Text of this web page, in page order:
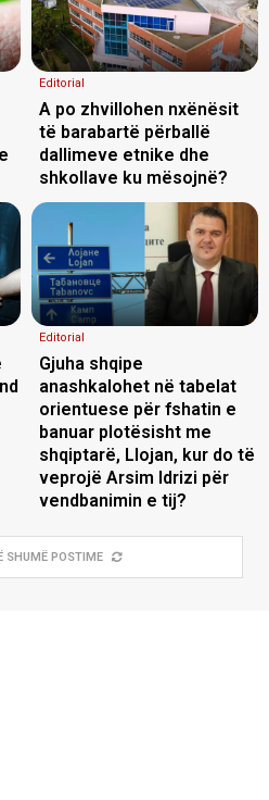
Editorial
A po zhvillohen nxënësit
të barabartë përballë
dallimeve etnike dhe
shkollave ku mësojnë?
Editorial
Gjuha shqipe
anashkalohet në tabelat
orientuese për fshatin e
banuar plotësisht me
shqiptarë, Llojan, kur do të
veprojë Arsim Idrizi për
vendbanimin e tij?
SHUMË POSTIME